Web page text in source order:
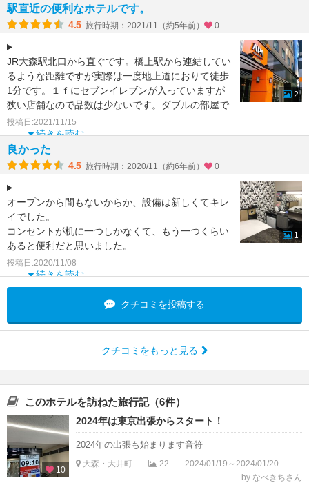
駅直近の便利なホテルです。
4.5 旅行時期：2021/11（約5年前） 0
JR大森駅北口から直ぐです。橋上駅から連結してい
るような距離ですが実際は一度地上道におりて徒歩
1分です。１ｆにセブンイレブンが入っていますが
狭い店舗なので品数は少ないです。ダブルの部屋で
すがコンパクト
続きを読む
投稿日:2021/11/15
2
良かった
4.5 旅行時期：2020/11（約6年前） 0
オープンから間もないからか、設備は新しくてキレ
イでした。
コンセントが机に一つしかなくて、もう一つくらい
あると便利だと思いました。
セブンイレブン直轄なのは嬉しいです。
大浴場も気持ちよくて、滞
続きを読む
投稿日:2020/11/08
1
クチコミを投稿する
クチコミをもっと見る
このホテルを訪ねた旅行記（6件）
10
2024年は東京出張からスタート！
2024年の出張も始まります音符
大森・大井町 22
2024/01/19～2024/01/20
by なべきちさん